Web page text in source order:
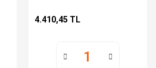
4.410,45 TL